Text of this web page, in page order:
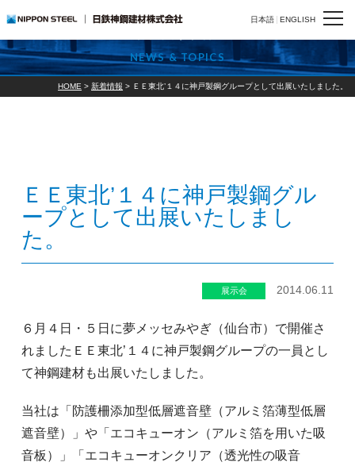
日本語 ENGLISH
新着情報
NEWS & TOPICS
HOME >新着情報 > ＥＥ東北’１４に神戸製鋼グループとして出展いたしました。
ＥＥ東北’１４に神戸製鋼グル
ープとして出展いたしまし
た。
展示会 2014.06.11
６月４日・５日に夢メッセみやぎ（仙台市）で開催さ
れましたＥＥ東北’１４に神戸製鋼グループの一員とし
て神鋼建材も出展いたしました。
当社は「防護柵添加型低層遮音壁（アルミ箔薄型低層
遮音壁）」や「エコキューオン（アルミ箔を用いた吸
音板）」「エコキューオンクリア（透光性の吸音